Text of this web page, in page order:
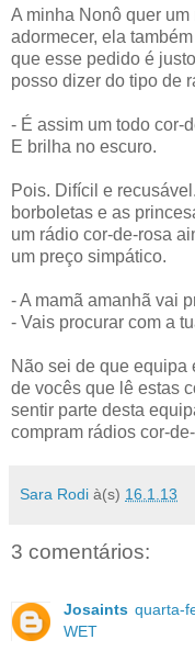
A minha Nonô quer
adormecer, ela
que esse pedido é
posso dizer do tipo de
- É assim um todo cor-
E brilha no escuro.
Pois. Difícil e
borboletas e as
um rádio cor-de-rosa
um preço simpático.
- A mamã amanhã vai
- Vais procurar com a
Não sei de que equipa
de vocês que lê estas
sentir parte desta
compram rádios cor-
Sara Rodi à(s) 16.1.13
3 comentários:
Josaints quarta-
WET